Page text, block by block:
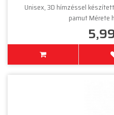
Unisex, 3D hímzéssel
pamut Mérete